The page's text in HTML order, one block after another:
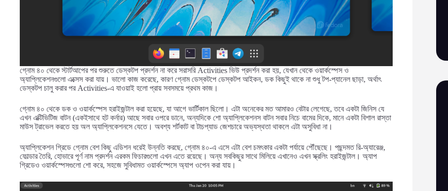
গ্নোম ৪০ থেকে স্টার্টআপের পর শুরুতে ডেস্কটপ প্রদর্শন না করে সরাসরি Activities ভিউ প্রদর্শন করা হয়, যেখান থেকে ওয়ার্কস্পেস ও
অ্যাপ্লিকেশনগুলো এক্সেস করা যায়। ভালো কাজ করেছে, কারণ গ্নোম ডেস্কটপে ডেস্কটপ আইকন, ডক কিছুই থাকে না শুধু টপ-প্যানেল ছাড়া, অর্থাৎ
ডেস্কটপ চালু করার পর Activities-এ যাওয়াই হলো প্রায় সবসময়ে প্রথম কাজ।
গ্নোম ৪০ থেকে ডক ও ওয়ার্কস্পেস হরাইজন্টাল করা হয়েছে, যা আগে ভার্টিকাল ছিলো। এটা অনেকের মত আমারও বেটার লেগেছে, তবে একটা জিনিস যে
এখন এক্টিভিটিজ বাটন (একইসাথে হট কর্নার) আছে সবার ওপরে ডানে, অন্যদিকে শো অ্যাপ্লিকেশনস বাটন সবার নিচে বামের দিকে, মানে একটা বিশাল রাস্তা
মাউস ট্রাভেল করতে হয় অল অ্যাপ্লিকেশনসে যেতে। অবশ্য শর্টকাট বা টাচপ্যাড জেশচারে অভ্যস্থতা থাকলে এটা অসুবিধা না।
অ্যাপ্লিকেশন গ্রিডে গ্নোম বেশ কিছু এডিশন ধরেই উন্নতি করছে, গ্নোম ৪০-এ এসে এটা বেশ চমৎকার একটা পর্যায়ে পৌঁছেছে। পছন্দমত রি-অ্যারেঞ্জ,
ফোল্ডার তৈরি, হোভারে পূর্ণ নাম প্রদর্শন এরকম ফিচারগুলো এখন এতে রয়েছে। অন্য সবকিছুর সাথে মিলিয়ে এখানেও এখন স্ক্রলিং হরাইজন্টাল। অ্যাপ
গ্রিডেও ওয়ার্কস্পেসগুলো শো করে, সহজে সুবিধামত ওয়ার্কস্পেসে অ্যাপ ওপেন করা যায়।